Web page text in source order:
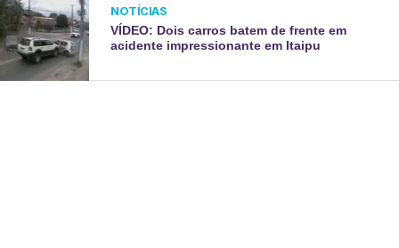
NOTÍCIAS
VÍDEO: Dois carros batem de frente em
acidente impressionante em Itaipu